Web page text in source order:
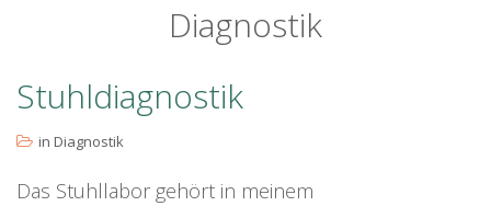
Diagnostik
Stuhldiagnostik
in Diagnostik
Das Stuhllabor gehört in meinem